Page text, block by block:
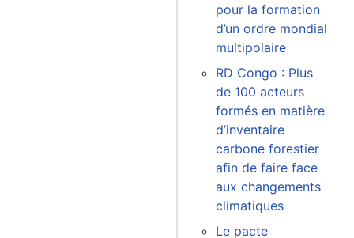
pour la formation
d’un ordre mondial
multipolaire
RD Congo : Plus
de 100 acteurs
formés en matière
d’inventaire
carbone forestier
afin de faire face
aux changements
climatiques
Le pacte